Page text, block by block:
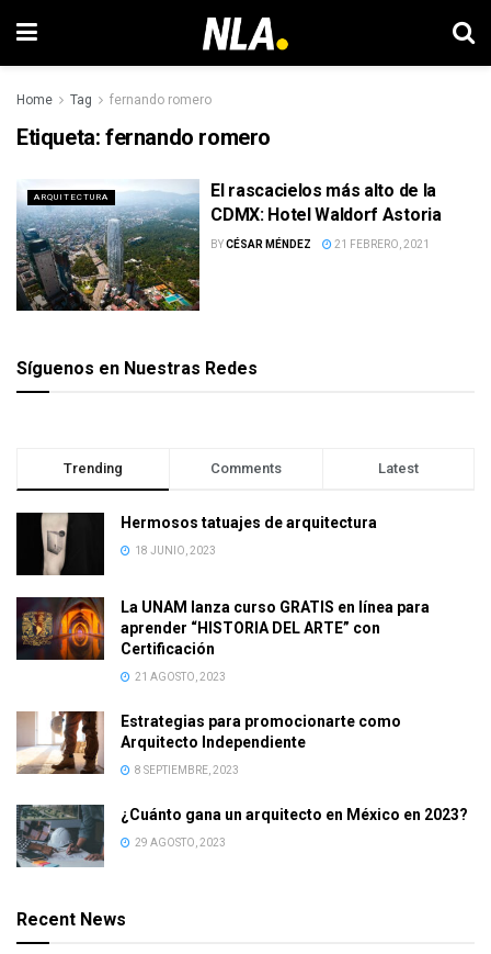
Home Tag fernando romero
Etiqueta: fernando romero
ARQUITECTURA
El rascacielos más alto de la
CDMX: Hotel Waldorf Astoria
BYCÉSAR MÉNDEZ 21 FEBRERO, 2021
Síguenos en Nuestras Redes
Trending Comments Latest
Hermosos tatuajes de arquitectura
18 JUNIO, 2023
La UNAM lanza curso GRATIS en línea para
aprender “HISTORIA DEL ARTE” con
Certificación
21 AGOSTO, 2023
Estrategias para promocionarte como
Arquitecto Independiente
8 SEPTIEMBRE, 2023
¿Cuánto gana un arquitecto en México en 2023?
29 AGOSTO, 2023
Recent News